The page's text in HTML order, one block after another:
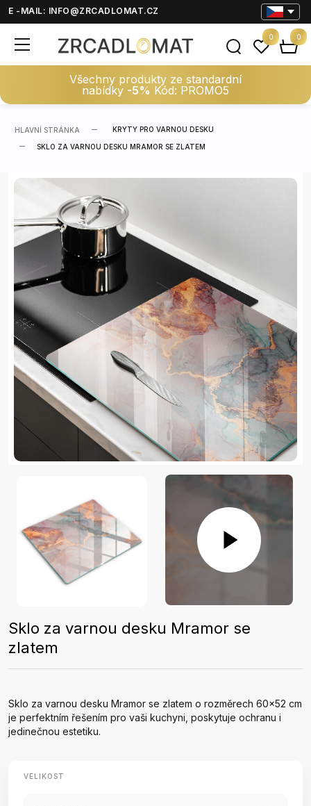
E -MAIL: INFO@ZRCADLOMAT.CZ
Všechny produkty ze standardní
nabídky -5% Kód: PROMO5
0 0
HLAVNÍ STRÁNKA KRYTY PRO VARNOU DESKU
SKLO ZA VARNOU DESKU MRAMOR SE ZLATEM
Sklo za varnou desku Mramor se
zlatem
Sklo za varnou desku Mramor se zlatem o rozměrech 60x52 cm
je perfektním řešením pro vaši kuchyni, poskytuje ochranu i
jedinečnou estetiku.
VELIKOST